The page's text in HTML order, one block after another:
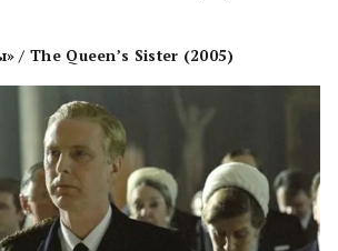
/ The Queen’s Sister (2005)